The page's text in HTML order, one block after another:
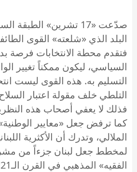
صدّعت «17 تشرين» الطبقة
البلد الذي «شلعته» القوى
فتقدم محطة الانتخابات فرصة
السياسي، ليكون ممكناً تغيير
التسليم به. هذه القوى ليست
التلطي خلف مقولة اعتبار
فذلك لا يعفي أصحاب هذه
كما ترفض جعل «معايير الوطنية»
الملالي، وتدرك أن الأكثرية
لمخطط جعل لبنان جزءاً من